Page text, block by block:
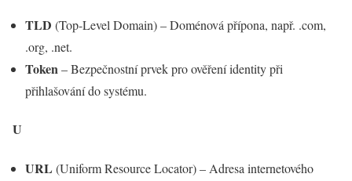
TLD (Top-Level Domain) – Doménová přípona, např. .com,
.org, .net.
Token– Bezpečnostní prvek pro ověření identity při
přihlašování do systému.
U
URL (Uniform Resource Locator) – Adresa internetového